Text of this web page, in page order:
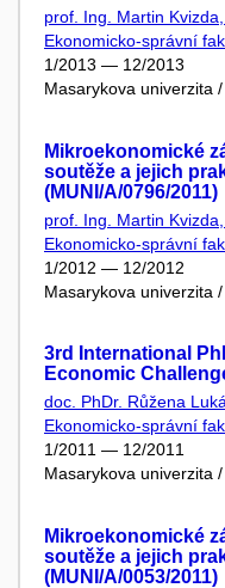
prof. Ing. Martin Kvizda,
Ekonomicko-správní
1/2013 — 12/2013
Masarykova univerzita
Mikroekonomické
soutěže a jejich
(MUNI/A/0796/2011)
prof. Ing. Martin Kvizda,
Ekonomicko-správní
1/2012 — 12/2012
Masarykova univerzita
3rd International
Economic
doc. PhDr. Růžena
Ekonomicko-správní
1/2011 — 12/2011
Masarykova univerzita
Mikroekonomické
soutěže a jejich
(MUNI/A/0053/2011)